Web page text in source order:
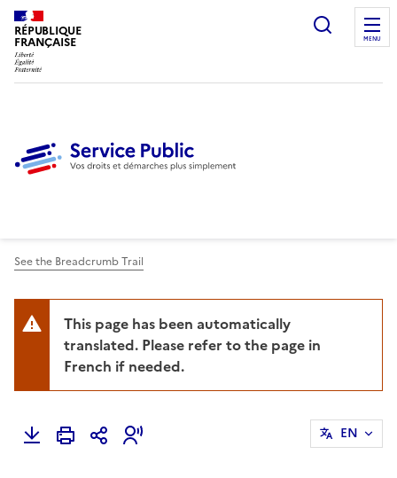
RÉPUBLIQUE
FRANÇAISE
Ouvrir
MENU
See the Breadcrumb Trail
This page has been automatically
translated. Please refer to the page in
French if needed.
EN